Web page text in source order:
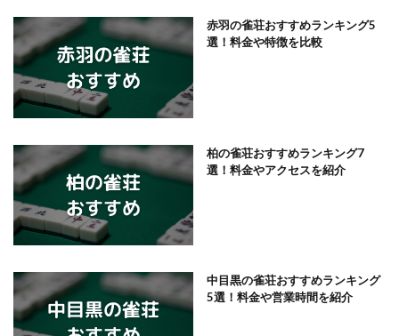
赤羽の雀荘おすすめランキング5
選！料金や特徴を比較
柏の雀荘おすすめランキング7
選！料金やアクセスを紹介
中目黒の雀荘おすすめランキング
5選！料金や営業時間を紹介